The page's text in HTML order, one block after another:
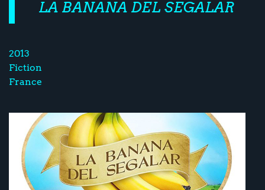
LA BANANA DEL SEGALAR
2013
Fiction
France